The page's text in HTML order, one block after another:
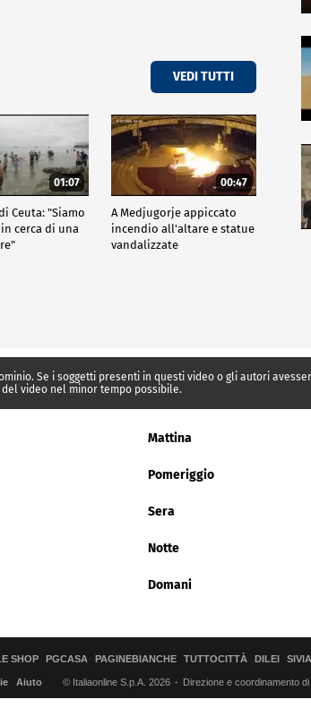
VEDI TUTTI
01:07
Ceuta: "Siamo
cerca di una
00:47
A Medjugorje appiccato
incendio all'altare e statue
vandalizzate
Se i soggetti presenti in questi video o gli autori
video nel minor tempo possibile.
Mattina
Pomeriggio
Sera
Notte
Domani
SHOP PGCASA PAGINEBIANCHE TUTTOCITTÀ DILEI
Aiuto © Italiaonline S.p.A. 2026 Direzione e coordinamento di